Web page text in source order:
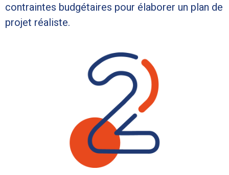
contraintes budgétaires pour élaborer un plan de
projet réaliste.